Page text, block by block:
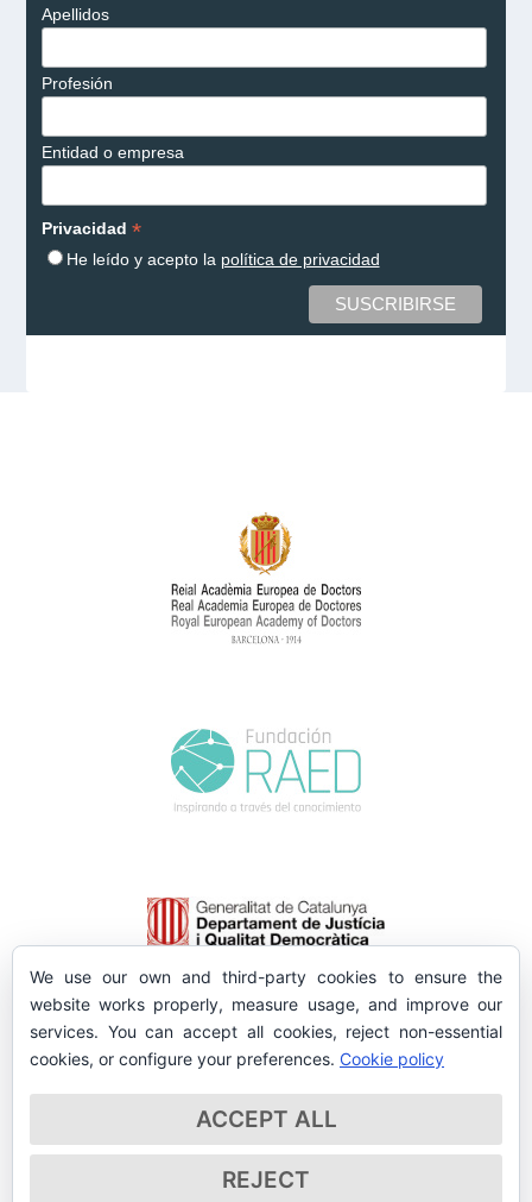
Apellidos
Profesión
Entidad o empresa
Privacidad *
He leído y acepto la política de privacidad
We use our own and third-party cookies to ensure the
website works properly, measure usage, and improve our
services. You can accept all cookies, reject non-essential
cookies, or configure your preferences. Cookie policy
ACCEPT ALL
REJECT